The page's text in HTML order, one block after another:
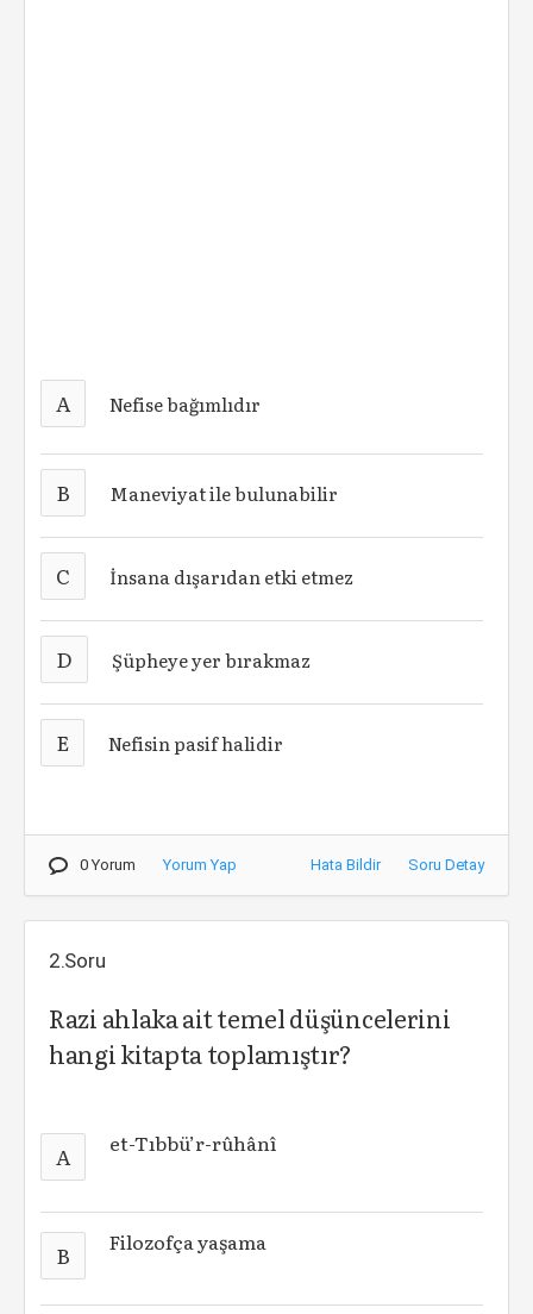
A Nefise bağımlıdır
B Maneviyat ile bulunabilir
C İnsana dışarıdan etki etmez
D Şüpheye yer bırakmaz
E Nefisin pasif halidir
0 Yorum Yorum Yap Hata Bildir Soru Detay
2.Soru
Razi ahlaka ait temel düşüncelerini
hangi kitapta toplamıştır?
A et-Tıbbü’r-rûhânî
B Filozofça yaşama